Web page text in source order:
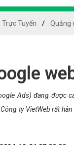
Hướng
Chính
Liên hệ
Chính
Tuyến Quảng
Ads) đang được
ty VietWeb rất